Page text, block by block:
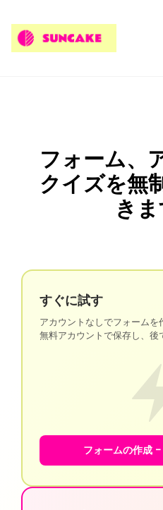
フォーム、
クイズを無
きま
すぐに試す
アカウントなしでフォームを
無料アカウントで保存し、後
フォームの作成